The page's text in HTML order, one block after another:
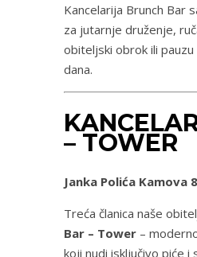
Kancelarija Brunch Bar
za jutarnje druženje,
obiteljski obrok ili
dana.
– TOWER
Janka Polića Kamova
Treća članica naše
Bar – Tower –
koji nudi isključivo piće